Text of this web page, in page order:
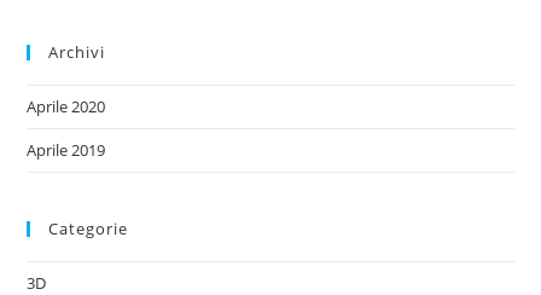
Archivi
Aprile 2020
Aprile 2019
Categorie
3D